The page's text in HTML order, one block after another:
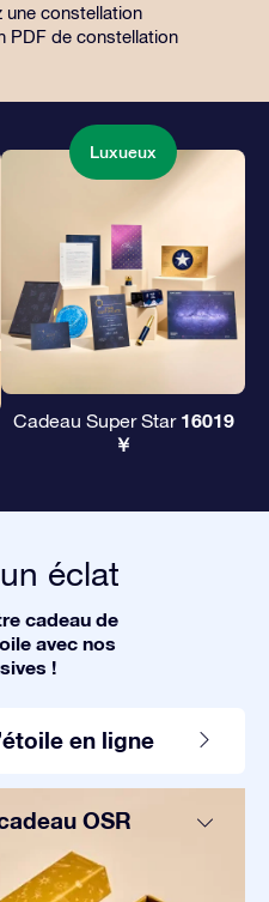
éternel à vos amis et
une constellation
PDF de constellation
Luxueux
Cadeau Super Star 16019
￥
éclat
cadeau de
avec nos
!
en ligne
OSR